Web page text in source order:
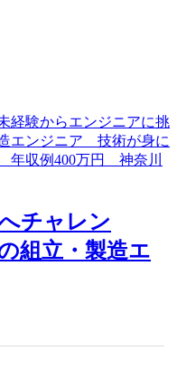
チャレン
組立・製造エ